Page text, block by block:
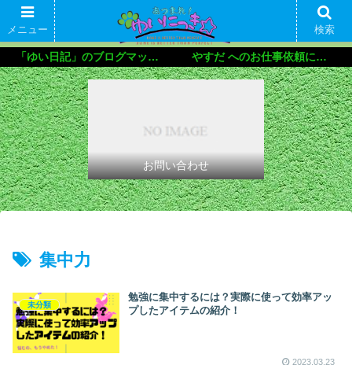
「ゆい日記」のブログマップ🌝 やすだ へのお仕事依頼について
お問い合わせ
集中力
未分類
勉強に集中するには？実際に使って効率アッ
プしたアイテムの紹介！
2023.03.23
メニュー 検索